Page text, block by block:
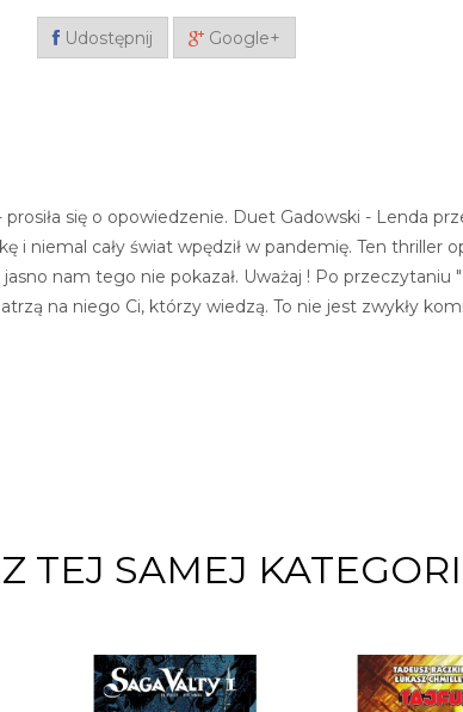
Udostępnij Google+
się o opowiedzenie. Duet Gadowski - Lenda
i niemal cały świat wpędził w pandemię. Ten thriller
nam tego nie pokazał. Uważaj ! Po przeczytaniu
na niego Ci, którzy wiedzą. To nie jest zwykły
TEJ SAMEJ